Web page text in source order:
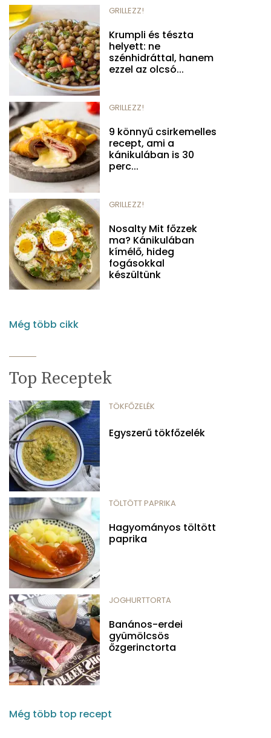
GRILLEZZ!
Krumpli és tészta
helyett: ne
szénhidráttal, hanem
ezzel az olcsó...
GRILLEZZ!
9 könnyű csirkemelles
recept, ami a
kánikulában is 30
perc...
GRILLEZZ!
Nosalty Mit főzzek
ma? Kánikulában
kímélő, hideg
fogásokkal
készültünk
Még több cikk
Top Receptek
TÖKFŐZELÉK
Egyszerű tökfőzelék
TÖLTÖTT PAPRIKA
Hagyományos töltött
paprika
JOGHURTTORTA
Banános-erdei
gyümölcsös
őzgerinctorta
Még több top recept